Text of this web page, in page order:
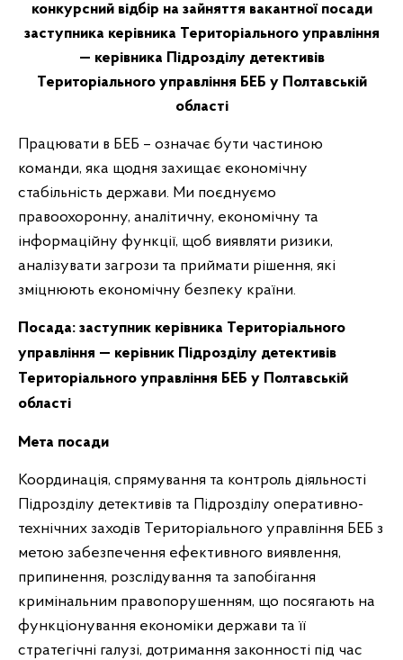
конкурсний відбір на зайняття вакантної посади
заступника керівника Територіального управління
— керівника Підрозділу детективів
Територіального управління БЕБ у Полтавській
області
Працювати в БЕБ – означає бути частиною
команди, яка щодня захищає економічну
стабільність держави. Ми поєднуємо
правоохоронну, аналітичну, економічну та
інформаційну функції, щоб виявляти ризики,
аналізувати загрози та приймати рішення, які
зміцнюють економічну безпеку країни.
Посада: заступник керівника Територіального
управління — керівник Підрозділу детективів
Територіального управління БЕБ у Полтавській
області
Мета посади
Координація, спрямування та контроль діяльності
Підрозділу детективів та Підрозділу оперативно-
технічних заходів Територіального управління БЕБ з
метою забезпечення ефективного виявлення,
припинення, розслідування та запобігання
кримінальним правопорушенням, що посягають на
функціонування економіки держави та її
стратегічні галузі, дотримання законності під час